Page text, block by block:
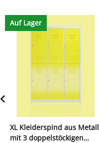
Auf Lager
XL Kleiderspind aus Metall
mit 3 doppelstöckigen